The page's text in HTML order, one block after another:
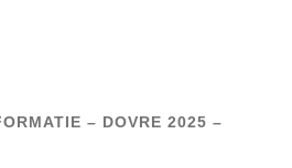
– DOVRE 2025 –